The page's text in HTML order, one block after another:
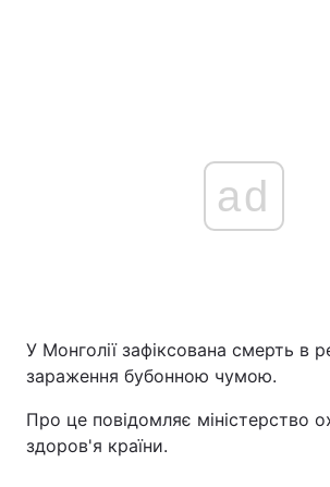
Україна
ad
У Монголії зафіксована смерть в
зараження бубонною чумою.
Про це повідомляє міністерство
здоров'я країни.